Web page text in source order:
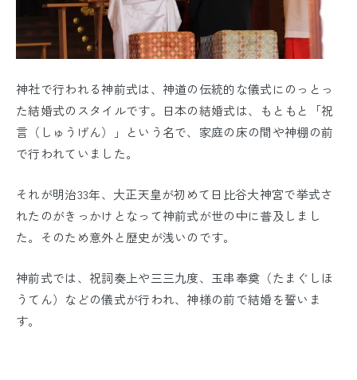
神社で行われる神前式は、神道の伝統的な儀式にのっとっ
た結婚式のスタイルです。日本の結婚式は、もともと「祝
言（しゅうげん）」という名で、家庭の床の間や神棚の前
で行われていました。
それが明治33年、大正天皇が初めて日比谷大神宮で挙式さ
れたのがきっかけとなって神前式が世の中に普及しまし
た。そのため意外と歴史が浅いのです。
神前式では、祝詞奏上や三三九度、玉串奉奠（たまぐしほ
うてん）などの儀式が行われ、神様の前で結婚を誓いま
す。